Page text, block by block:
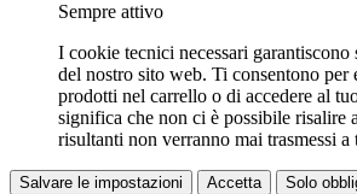
Sempre attivo
I cookie tecnici necessari
del nostro sito web. Ti consentono per
prodotti nel carrello o di accedere al
significa che non ci è possibile risalire
risultanti non verranno mai trasmessi a
Salvare le impostazioni Accetta Solo